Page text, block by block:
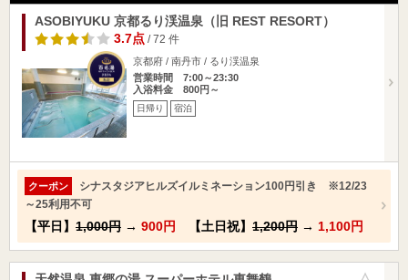
ASOBIYUKU 京都るり渓温泉（旧 REST RESORT）
3.7点/ 72 件
京都府 / 南丹市 / るり渓温泉
営業時間 7:00～23:30
入浴料金 800円～
日帰り 宿泊
クーポン
シナスタジアヒルズイルミネーション100円引き ※12/23
～25利用不可
【平日】 1,000円 → 900円 【土日祝】 1,200円 → 1,100円